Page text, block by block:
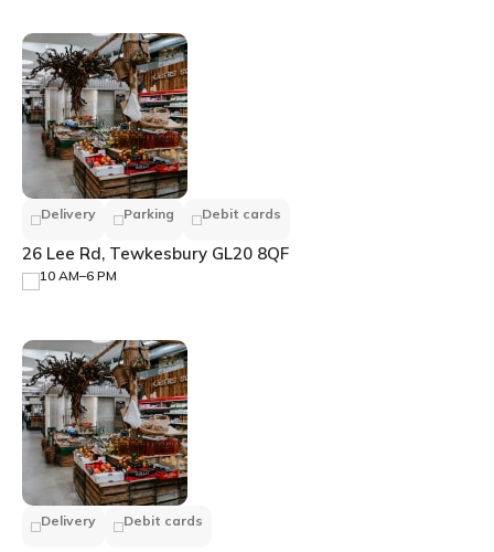
Delivery Parking Debit cards
26 Lee Rd, Tewkesbury GL20 8QF
10 AM–6 PM
Delivery Debit cards